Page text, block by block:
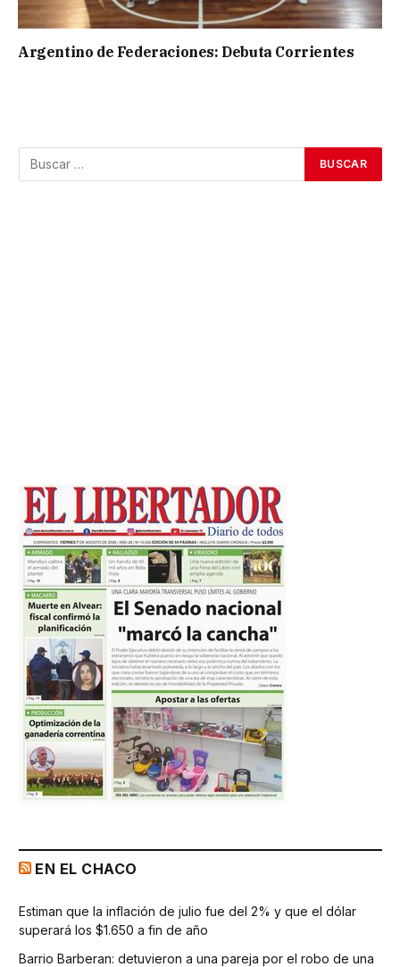
Argentino de Federaciones: Debuta Corrientes
EN EL CHACO
Estiman que la inflación de julio fue del 2% y que el dólar
superará los $1.650 a fin de año
Barrio Barberan: detuvieron a una pareja por el robo de una